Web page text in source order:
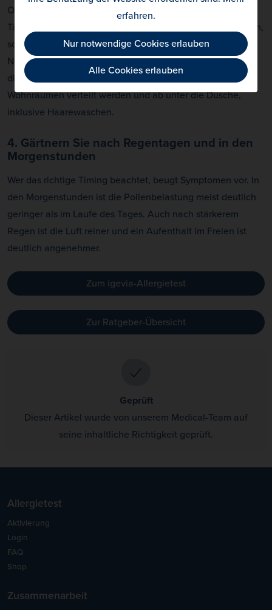
Oberteile und Hosen schlüpfen. Verursachen bestimmte
Tätigkeiten wie Rasenmähen dennoch starke Beschwerden,
sollten sie lieber von jemand anderem verrichtet werden.
Nach der Gartenarbeit gilt in jedem Fall: Kleidung sofort in
die Waschmaschine, damit die Pollen nicht in den
Wohnräumen verteilt werden und ab unter die Dusche,
inklusive Haarewaschen.
4. Gärtnern Sie nach Regentagen und in den
Morgenstunden
Wer das richtige Timing beachtet, beugt Symptomen vor. In
den Morgenstunden ist die Pollenbelastung meist deutlich
geringer als im Laufe des Tages. Auch nach stärkerem
Regen ist die Luft reiner und ein Aufenthalt im Freien ist
deutlich angenehmer.
Zum igevia-Allergietest
Zur Ratgeber-Übersicht
Geprüft
Dieser Artikel wurde von unserem Medical-Team auf
seine inhaltliche Richtigkeit geprüft.
Allergietest
Aktivierung
Login
FAQ
Shop
Zusammenarbeit
erfahren.
Nur notwendige Cookies erlauben
Alle Cookies erlauben